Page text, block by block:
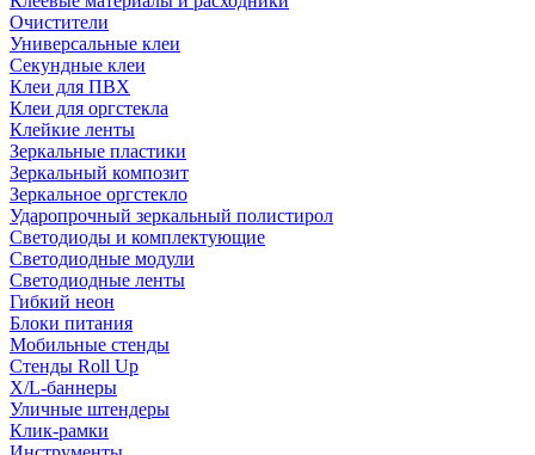
Очистители
Универсальные клеи
Секундные клеи
Клеи для ПВХ
Клеи для оргстекла
Клейкие ленты
Зеркальные пластики
Зеркальный композит
Зеркальное оргстекло
Ударопрочный зеркальный полистирол
Светодиоды и комплектующие
Светодиодные модули
Светодиодные ленты
Гибкий неон
Блоки питания
Мобильные стенды
Стенды Roll Up
X/L-баннеры
Уличные штендеры
Клик-рамки